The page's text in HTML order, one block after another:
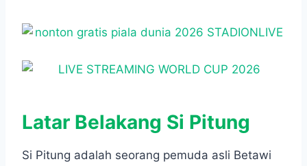
Latar Belakang Si Pitung
Si Pitung adalah seorang pemuda asli Betawi